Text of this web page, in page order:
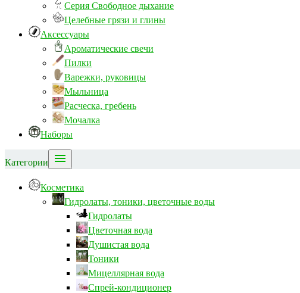
Серия Свободное дыхание
Целебные грязи и глины
Аксессуары
Ароматические свечи
Пилки
Варежки, руковицы
Мыльница
Расческа, гребень
Мочалка
Наборы
Категории 
Косметика
Гидролаты, тоники, цветочные воды
Гидролаты
Цветочная вода
Душистая вода
Тоники
Мицеллярная вода
Спрей-кондиционер